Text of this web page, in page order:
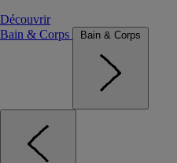
Découvrir
Bain & Corps
Bain & Corps